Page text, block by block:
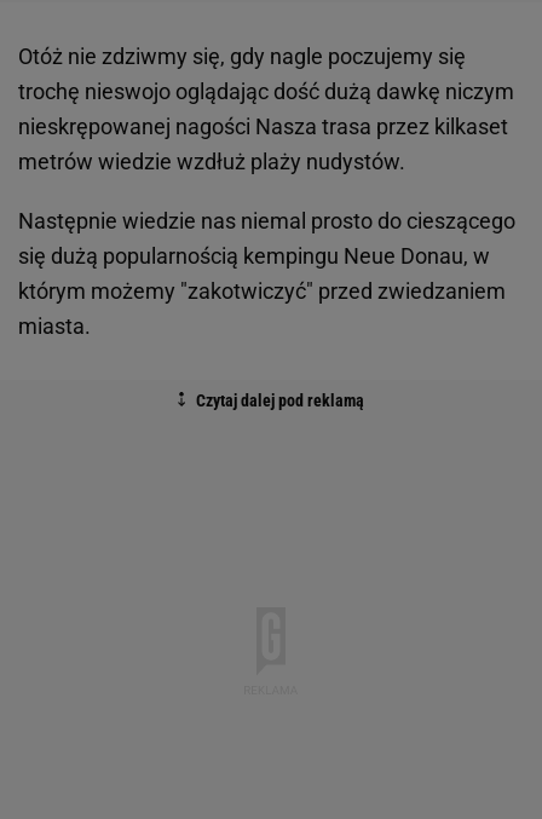
Otóż nie zdziwmy się, gdy nagle poczujemy się
trochę nieswojo oglądając dość dużą dawkę niczym
nieskrępowanej nagości Nasza trasa przez kilkaset
metrów wiedzie wzdłuż plaży nudystów.
Następnie wiedzie nas niemal prosto do cieszącego
się dużą popularnością kempingu Neue Donau, w
którym możemy "zakotwiczyć" przed zwiedzaniem
miasta.